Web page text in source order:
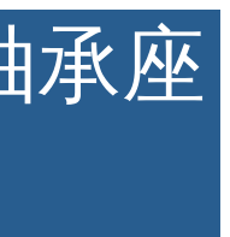
承座